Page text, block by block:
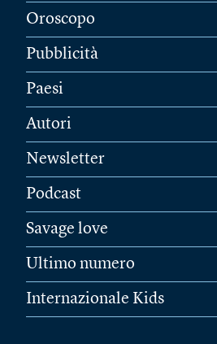
Oroscopo
Pubblicità
Paesi
Autori
Newsletter
Podcast
Savage love
Ultimo numero
Internazionale Kids